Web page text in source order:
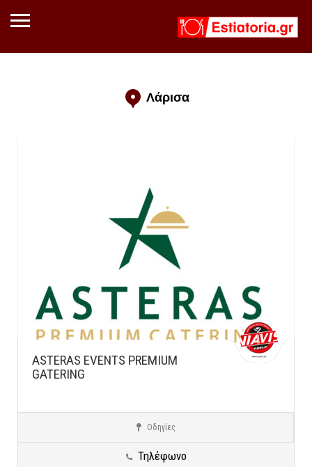
Λάρισα
ASTERAS EVENTS PREMIUM
GATERING
Catering - Χώροι Δεξιώσεων
Λάρισα Προορισμοί σε όλη την Ελλάδα
Οδηγίες
Τηλέφωνο